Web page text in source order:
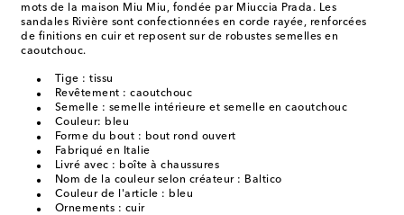
mots de la maison Miu Miu, fondée par Miuccia Prada. Les
sandales Rivière sont confectionnées en corde rayée, renforcées
de finitions en cuir et reposent sur de robustes semelles en
caoutchouc.
Tige : tissu
Revêtement : caoutchouc
Semelle : semelle intérieure et semelle en caoutchouc
Couleur: bleu
Forme du bout : bout rond ouvert
Fabriqué en Italie
Livré avec : boîte à chaussures
Nom de la couleur selon créateur : Baltico
Couleur de l'article : bleu
Ornements : cuir